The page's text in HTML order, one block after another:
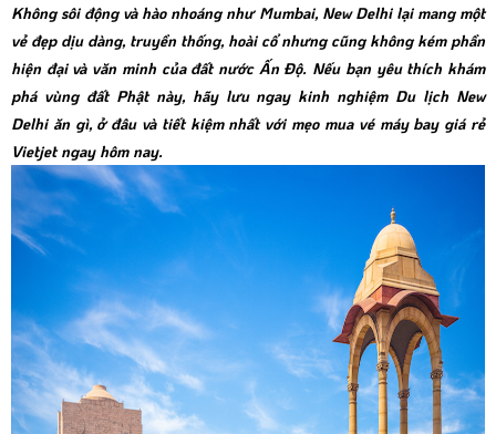
Không sôi động và hào nhoáng như Mumbai, New Delhi lại mang một
vẻ đẹp dịu dàng, truyền thống, hoài cổ nhưng cũng không kém phần
hiện đại và văn minh của đất nước Ấn Độ. Nếu bạn yêu thích khám
phá vùng đất Phật này, hãy lưu ngay kinh nghiệm Du lịch New
Delhi ăn gì, ở đâu và tiết kiệm nhất với mẹo mua vé máy bay giá rẻ
Vietjet ngay hôm nay.